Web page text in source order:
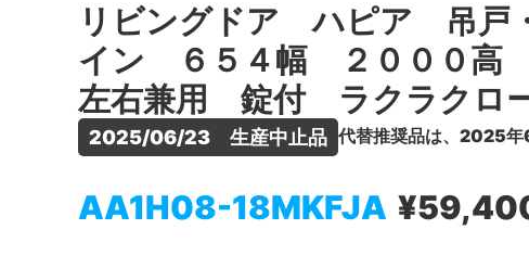
リビングドア ハピア 吊
イン ６５４幅 ２０００高
左右兼用 錠付 ラクラクロ
2025/06/23　生産中止品 代替推奨品は、2025年
AA1H08-18MKFJA